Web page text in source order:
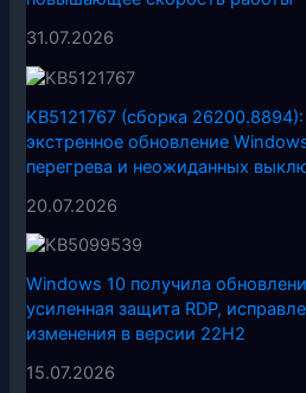
31.07.2026
KB5121767 (сборка
экстренное обновление
перегрева и неожиданных
20.07.2026
Windows 10 получила
усиленная защита RDP,
изменения в версии 22H2
15.07.2026